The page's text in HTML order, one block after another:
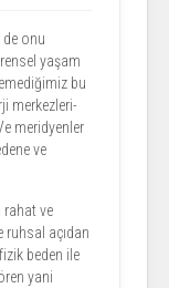
de onu
yaşam
bu
merkezleri-
meridyenler
ve
rahat ve
ruhsal açıdan
beden ile
yani